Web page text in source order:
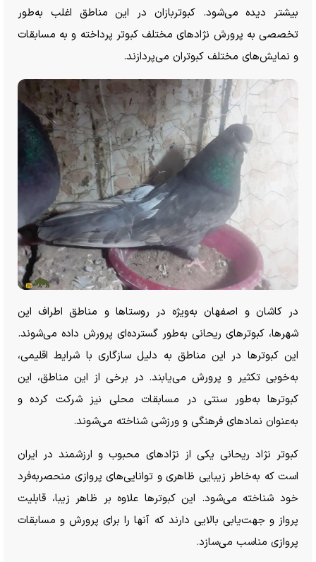
بیشتر دیده می‌شود. کبوتربازان در این مناطق اغلب به‌طور
تخصصی به پرورش نژاد‌های مختلف کبوتر پرداخته و به مسابقات
و نمایش‌های مختلف کبوتران می‌پردازند.
در کاشان و اصفهان به‌ویژه در روستا‌ها و مناطق اطراف این
شهرها، کبوتر‌های ریحانی به‌طور گسترده‌ای پرورش داده می‌شوند.
این کبوتر‌ها در این مناطق به دلیل سازگاری با شرایط اقلیمی،
به‌خوبی تکثیر و پرورش می‌یابند. در برخی از این مناطق، این
کبوتر‌ها به‌طور سنتی در مسابقات محلی نیز شرکت کرده و
به‌عنوان نماد‌های فرهنگی و ورزشی شناخته می‌شوند.
کبوتر نژاد ریحانی یکی از نژاد‌های محبوب و ارزشمند در ایران
است که به‌خاطر زیبایی ظاهری و توانایی‌های پروازی منحصر‌به‌فرد
خود شناخته می‌شود. این کبوتر‌ها علاوه بر ظاهر زیبا، قابلیت
پرواز و جهت‌یابی بالایی دارند که آنها را برای پرورش و مسابقات
پروازی مناسب می‌سازد.